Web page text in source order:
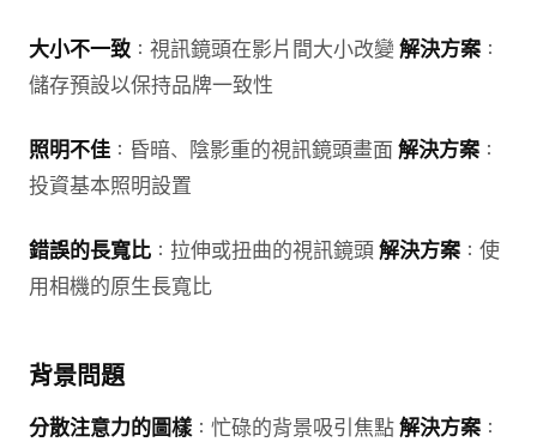
大小不一致 ：視訊鏡頭在影片間大小改變 解決方案 ：
儲存預設以保持品牌一致性
照明不佳 ：昏暗、陰影重的視訊鏡頭畫面 解決方案 ：
投資基本照明設置
錯誤的長寬比 ：拉伸或扭曲的視訊鏡頭 解決方案 ：使
用相機的原生長寬比
背景問題
分散注意力的圖樣 ：忙碌的背景吸引焦點 解決方案 ：